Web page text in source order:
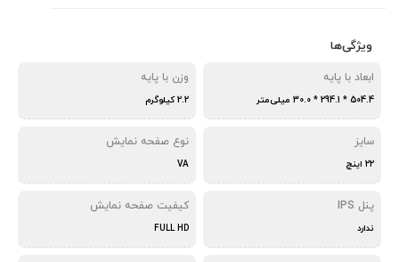
ویژگی‌ها
ابعاد با پایه
504.4 * 294.1 * 30.0 میلی‌متر
وزن با پایه
2.2 کیلوگرم
سایز
22 اینچ
نوع صفحه نمایش
VA
پنل IPS
ندارد
کیفیت صفحه نمایش
FULL HD